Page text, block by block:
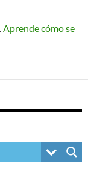
Aprende cómo se